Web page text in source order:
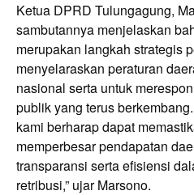
Ketua DPRD Tulungagung,
sambutannya menjelaskan
merupakan langkah strategis
menyelaraskan peraturan
nasional serta untuk
publik yang terus
kami berharap dapat
memperbesar pendapatan
transparansi serta efisiensi
retribusi,” ujar Marsono.